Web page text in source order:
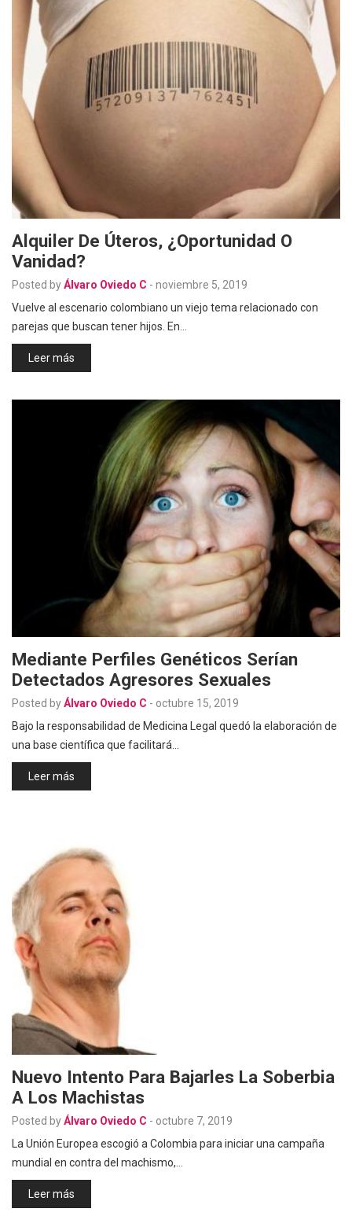
Alquiler De Úteros, ¿oportunidad O
Vanidad?
Posted byÁlvaro Oviedo C - noviembre 5, 2019
Vuelve al escenario colombiano un viejo tema relacionado con
parejas que buscan tener hijos. En…
Leer más
Mediante Perfiles Genéticos Serían
Detectados Agresores Sexuales
Posted byÁlvaro Oviedo C - octubre 15, 2019
Bajo la responsabilidad de Medicina Legal quedó la elaboración de
una base científica que facilitará…
Leer más
Nuevo Intento Para Bajarles La Soberbia
A Los Machistas
Posted byÁlvaro Oviedo C - octubre 7, 2019
La Unión Europea escogió a Colombia para iniciar una campaña
mundial en contra del machismo,…
Leer más